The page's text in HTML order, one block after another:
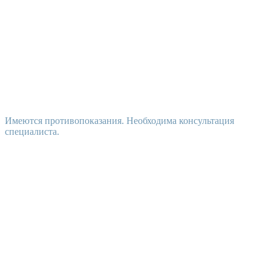
Имеются противопоказания. Необходима консультация
специалиста.